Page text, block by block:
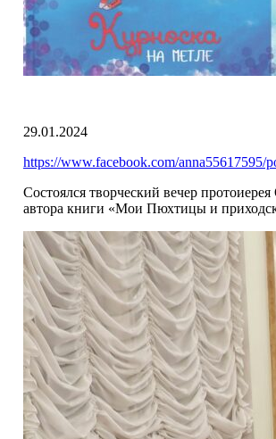
29.01.2024
https://www.facebook.com/anna55617595/
Состоялся творческий вечер
автора книги «Мои Пюхтицы и